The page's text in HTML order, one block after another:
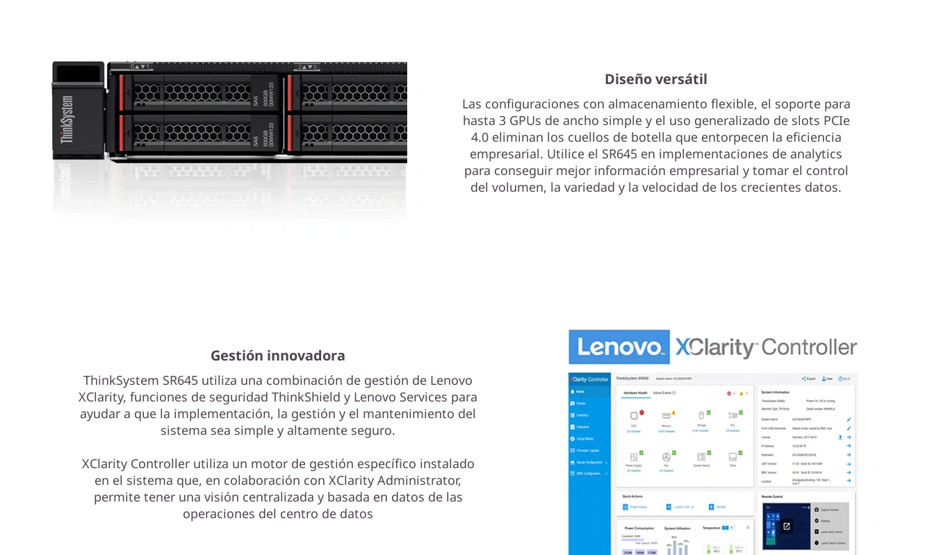
Diseño versátil
Las configuraciones con almacenamiento flexible, el soporte para
hasta 3 GPUs de ancho simple y el uso generalizado de slots PCIe
4.0 eliminan los cuellos de botella que entorpecen la eficiencia
empresarial. Utilice el SR645 en implementaciones de analytics
para conseguir mejor información empresarial y tomar el control
del volumen, la variedad y la velocidad de los crecientes datos.
Gestión innovadora
ThinkSystem SR645 utiliza una combinación de gestión de Lenovo
XClarity, funciones de seguridad ThinkShield y Lenovo Services para
ayudar a que la implementación, la gestión y el mantenimiento del
sistema sea simple y altamente seguro.
XClarity Controller utiliza un motor de gestión específico instalado
en el sistema que, en colaboración con XClarity Administrator,
permite tener una visión centralizada y basada en datos de las
operaciones del centro de datos